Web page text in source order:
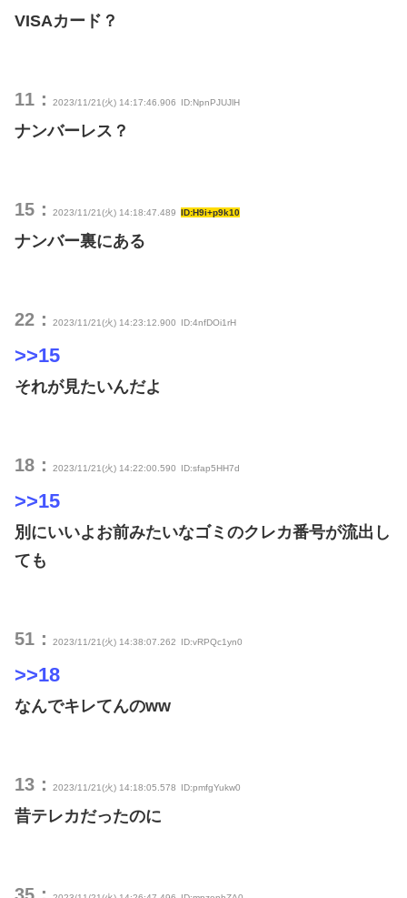
VISAカード？
11： 2023/11/21(火) 14:17:46.906 ID:NpnPJUJlH
ナンバーレス？
15： 2023/11/21(火) 14:18:47.489 ID:H9i+p9k10
ナンバー裏にある
22： 2023/11/21(火) 14:23:12.900 ID:4nfDOi1rH
>>15
それが見たいんだよ
18： 2023/11/21(火) 14:22:00.590 ID:sfap5HH7d
>>15
別にいいよお前みたいなゴミのクレカ番号が流出し
ても
51： 2023/11/21(火) 14:38:07.262 ID:vRPQc1yn0
>>18
なんでキレてんのww
13： 2023/11/21(火) 14:18:05.578 ID:pmfgYukw0
昔テレカだったのに